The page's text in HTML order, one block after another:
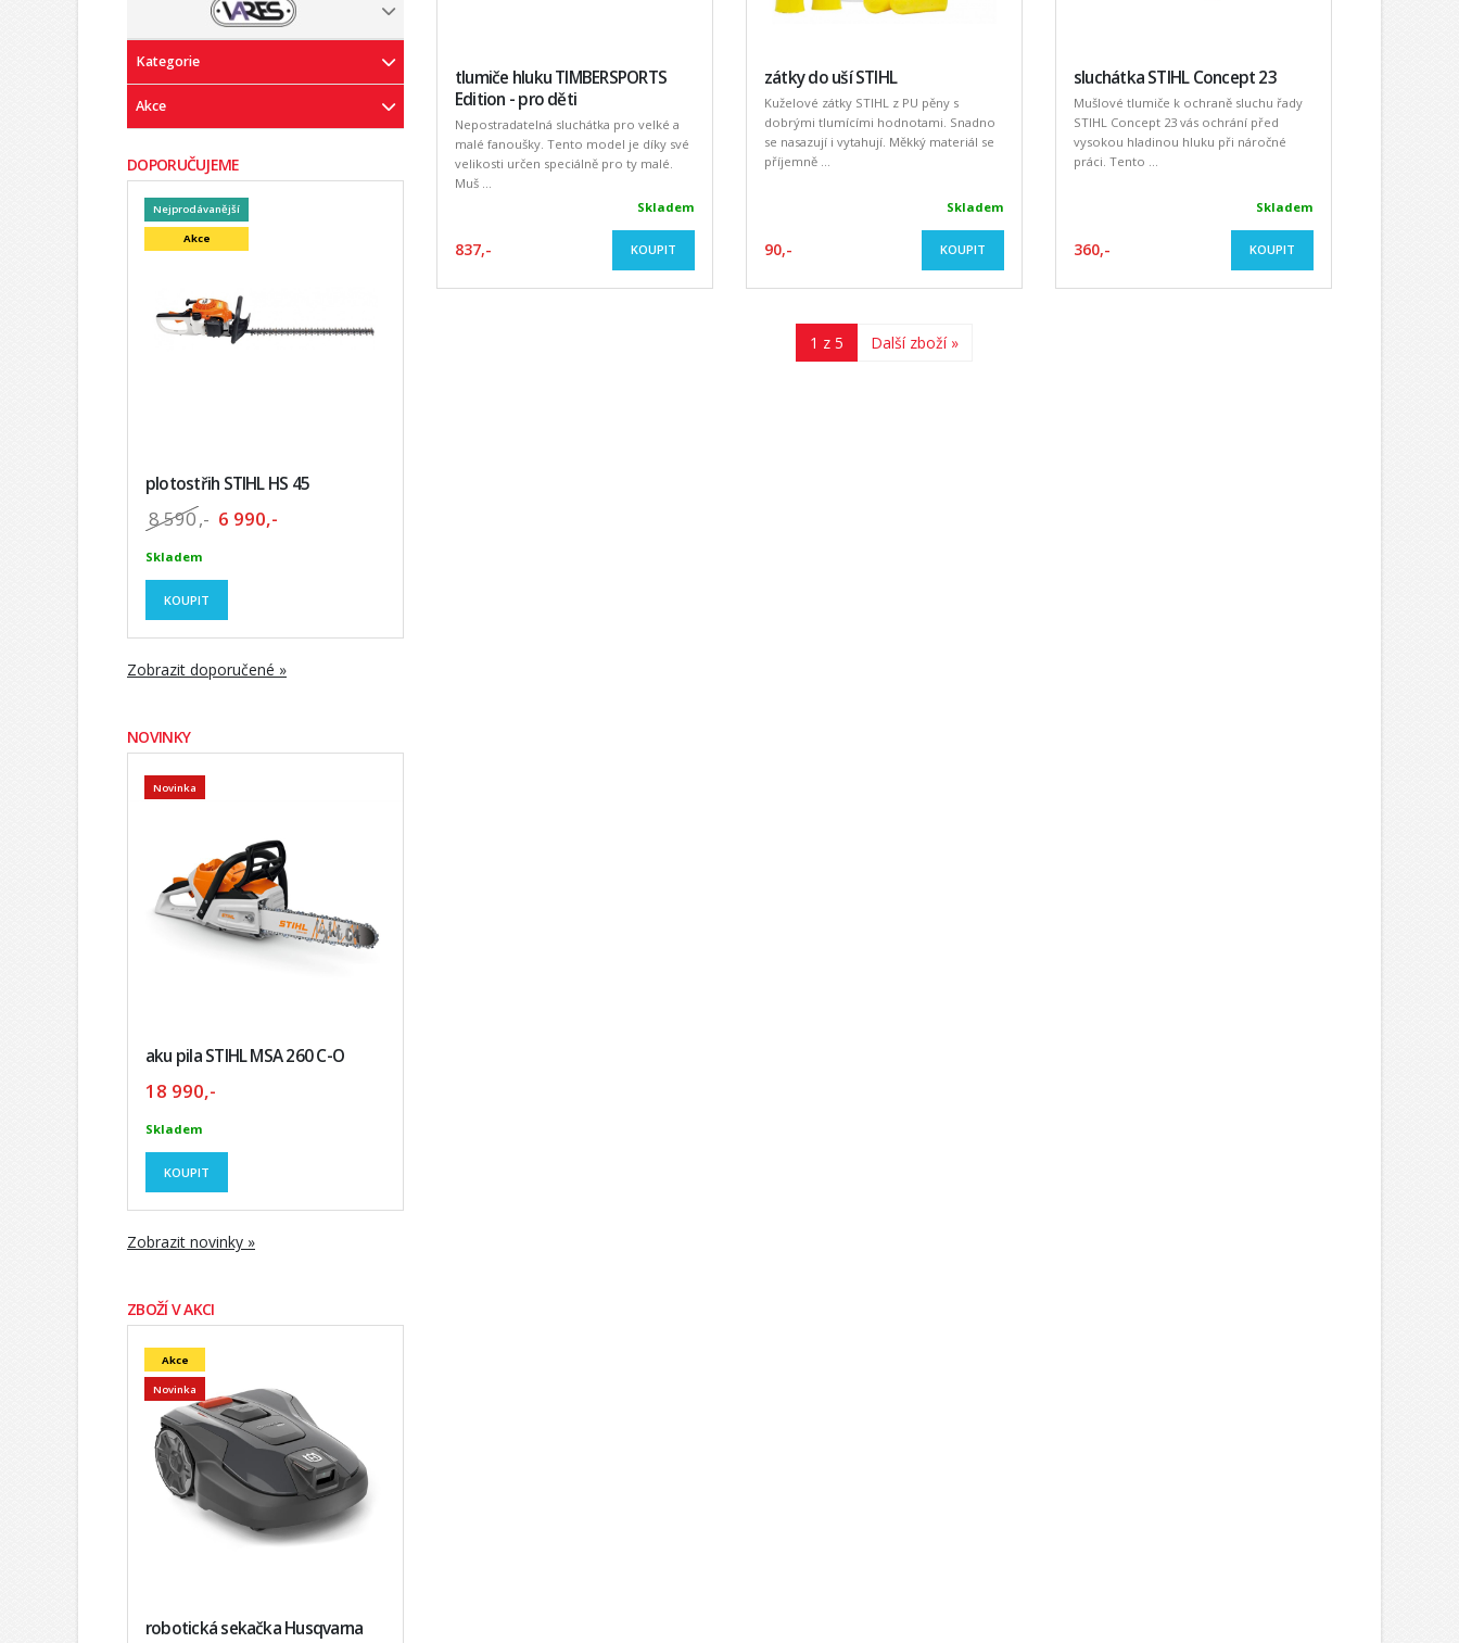
Kategorie
Akce
DOPORUČUJEME
Nejprodávanější
Akce
plotostřih STIHL HS 45
8 590,- 6 990,-
Skladem
KOUPIT
Zobrazit doporučené »
NOVINKY
Novinka
aku pila STIHL MSA 260 C-O
18 990,-
Skladem
KOUPIT
Zobrazit novinky »
ZBOŽÍ V AKCI
Akce
Novinka
robotická sekačka Husqvarna
tlumiče hluku TIMBERSPORTS
Edition - pro děti
Nepostradatelná sluchátka pro velké a
malé fanoušky. Tento model je díky své
velikosti určen speciálně pro ty malé.
Muš ...
Skladem
837,- KOUPIT
zátky do uší STIHL
Kuželové zátky STIHL z PU pěny s
dobrými tlumícími hodnotami. Snadno
se nasazují i vytahují. Měkký materiál se
příjemně ...
Skladem
90,- KOUPIT
sluchátka STIHL Concept 23
Mušlové tlumiče k ochraně sluchu řady
STIHL Concept 23 vás ochrání před
vysokou hladinou hluku při náročné
práci. Tento ...
Skladem
360,- KOUPIT
1 z 5 Další zboží »